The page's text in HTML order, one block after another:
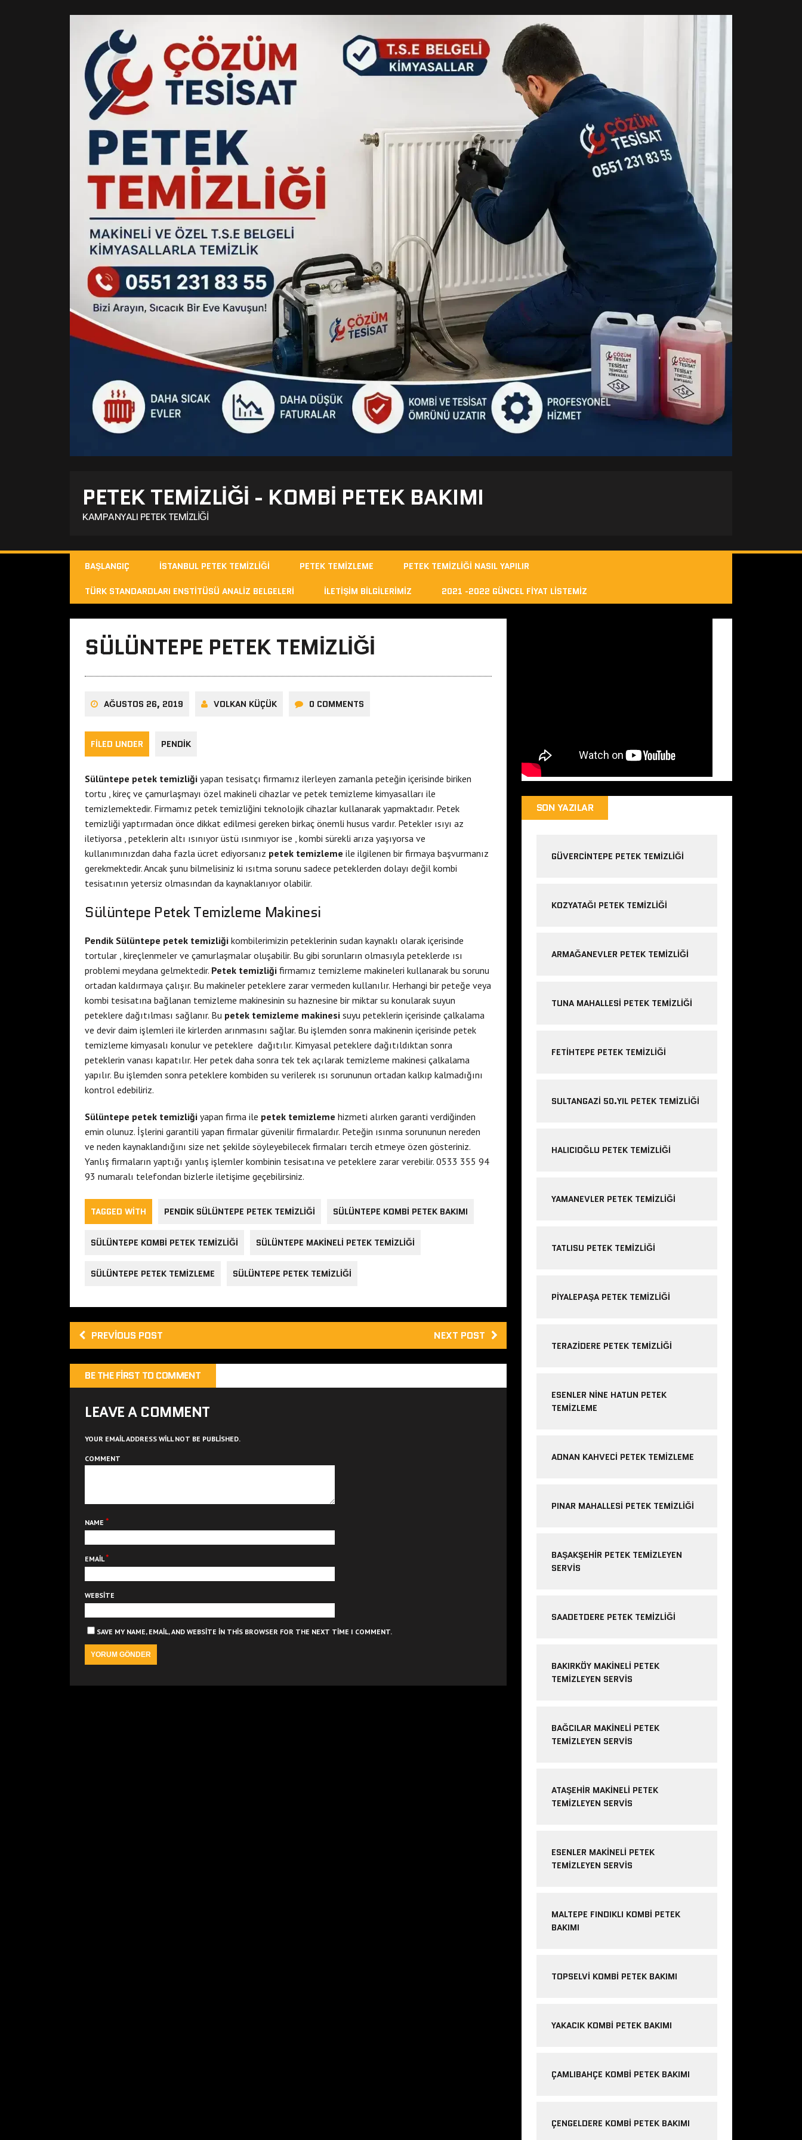
PETEK TEMIZLIĞI - KOMBI PETEK BAKIMI
KAMPANYALI PETEK TEMIZLIĞI
BAŞLANGIÇ İSTANBUL PETEK TEMIZLIĞI PETEK TEMIZLEME PETEK TEMIZLIĞI NASIL YAPILIR
TÜRK STANDARDLARI ENSTITÜSÜ ANALIZ BELGELERI İLETIŞIM BILGILERIMIZ 2021 -2022 GÜNCEL FIYAT LISTEMIZ
SÜLÜNTEPE PETEK TEMIZLIĞI
AĞUSTOS 26, 2019 VOLKAN KÜÇÜK 0 COMMENTS
FILED UNDER PENDIK
Sülüntepe petek temizliği yapan tesisatçı firmamız ilerleyen zamanla peteğin içerisinde biriken
tortu , kireç ve çamurlaşmayı özel makineli cihazlar ve petek temizleme kimyasalları ile
temizlemektedir. Firmamız petek temizliğini teknolojik cihazlar kullanarak yapmaktadır. Petek
temizliği yaptırmadan önce dikkat edilmesi gereken birkaç önemli husus vardır. Petekler ısıyı az
iletiyorsa , peteklerin altı ısınıyor üstü ısınmıyor ise , kombi sürekli arıza yaşıyorsa ve
kullanımınızdan daha fazla ücret ediyorsanız petek temizleme ile ilgilenen bir firmaya başvurmanız
gerekmektedir. Ancak şunu bilmelisiniz ki ısıtma sorunu sadece peteklerden dolayı değil kombi
tesisatının yetersiz olmasından da kaynaklanıyor olabilir.
Sülüntepe Petek Temizleme Makinesi
Pendik Sülüntepe petek temizliği kombilerimizin peteklerinin sudan kaynaklı olarak içerisinde
tortular , kireçlenmeler ve çamurlaşmalar oluşabilir. Bu gibi sorunların olmasıyla peteklerde ısı
problemi meydana gelmektedir. Petek temizliği firmamız temizleme makineleri kullanarak bu sorunu
ortadan kaldırmaya çalışır. Bu makineler peteklere zarar vermeden kullanılır. Herhangi bir peteğe veya
kombi tesisatına bağlanan temizleme makinesinin su haznesine bir miktar su konularak suyun
peteklere dağıtılması sağlanır. Bu petek temizleme makinesi suyu peteklerin içerisinde çalkalama
ve devir daim işlemleri ile kirlerden arınmasını sağlar. Bu işlemden sonra makinenin içerisinde petek
temizleme kimyasalı konulur ve peteklere dağıtılır. Kimyasal peteklere dağıtıldıktan sonra
peteklerin vanası kapatılır. Her petek daha sonra tek tek açılarak temizleme makinesi çalkalama
yapılır. Bu işlemden sonra peteklere kombiden su verilerek ısı sorununun ortadan kalkıp kalmadığını
kontrol edebiliriz.
Sülüntepe petek temizliği yapan firma ile petek temizleme hizmeti alırken garanti verdiğinden
emin olunuz. İşlerini garantili yapan firmalar güvenilir firmalardır. Peteğin ısınma sorununun nereden
ve neden kaynaklandığını size net şekilde söyleyebilecek firmaları tercih etmeye özen gösteriniz.
Yanlış firmaların yaptığı yanlış işlemler kombinin tesisatına ve peteklere zarar verebilir. 0533 355 94
93 numaralı telefondan bizlerle iletişime geçebilirsiniz.
TAGGED WITH PENDIK SÜLÜNTEPE PETEK TEMIZLIĞI SÜLÜNTEPE KOMBI PETEK BAKIMI
SÜLÜNTEPE KOMBI PETEK TEMIZLIĞI SÜLÜNTEPE MAKINELI PETEK TEMIZLIĞI
SÜLÜNTEPE PETEK TEMIZLEME SÜLÜNTEPE PETEK TEMIZLIĞI
PREVIOUS POST NEXT POST
BE THE FIRST TO COMMENT
LEAVE A COMMENT
YOUR EMAIL ADDRESS WILL NOT BE PUBLISHED.
COMMENT
NAME *
EMAIL*
WEBSITE
SAVE MY NAME, EMAIL, AND WEBSITE IN THIS BROWSER FOR THE NEXT TIME I COMMENT.
SON YAZILAR
GÜVERCINTEPE PETEK TEMIZLIĞI
KOZYATAĞI PETEK TEMIZLIĞI
ARMAĞANEVLER PETEK TEMIZLIĞI
TUNA MAHALLESI PETEK TEMIZLIĞI
FETIHTEPE PETEK TEMIZLIĞI
SULTANGAZI 50.YIL PETEK TEMIZLIĞI
HALICIOĞLU PETEK TEMIZLIĞI
YAMANEVLER PETEK TEMIZLIĞI
TATLISU PETEK TEMIZLIĞI
PIYALEPAŞA PETEK TEMIZLIĞI
TERAZIDERE PETEK TEMIZLIĞI
ESENLER NINE HATUN PETEK
TEMIZLEME
ADNAN KAHVECI PETEK TEMIZLEME
PINAR MAHALLESI PETEK TEMIZLIĞI
BAŞAKŞEHIR PETEK TEMIZLEYEN
SERVIS
SAADETDERE PETEK TEMIZLIĞI
BAKIRKÖY MAKINELI PETEK
TEMIZLEYEN SERVIS
BAĞCILAR MAKINELI PETEK
TEMIZLEYEN SERVIS
ATAŞEHIR MAKINELI PETEK
TEMIZLEYEN SERVIS
ESENLER MAKINELI PETEK
TEMIZLEYEN SERVIS
MALTEPE FINDIKLI KOMBI PETEK
BAKIMI
TOPSELVI KOMBI PETEK BAKIMI
YAKACIK KOMBI PETEK BAKIMI
ÇAMLIBAHÇE KOMBI PETEK BAKIMI
ÇENGELDERE KOMBI PETEK BAKIMI